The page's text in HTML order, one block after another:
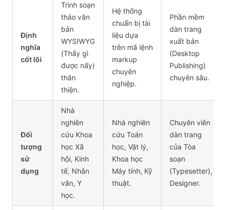
Định
nghĩa
cốt lõi
Trình soạn
thảo văn
bản
WYSIWYG
(Thấy gì
được nấy)
thân
thiện.
Hệ thống
chuẩn bị tài
liệu dựa
trên mã lệnh
markup
chuyên
nghiệp.
Phần mềm
dàn trang
xuất bản
(Desktop
Publishing)
chuyên sâu.
Đối
tượng
sử
dụng
Nhà
nghiên
cứu Khoa
học Xã
hội, Kinh
tế, Nhân
văn, Y
học.
Nhà nghiên
cứu Toán
học, Vật lý,
Khoa học
Máy tính, Kỹ
thuật.
Chuyên viên
dàn trang
của Tòa
soạn
(Typesetter),
Designer.